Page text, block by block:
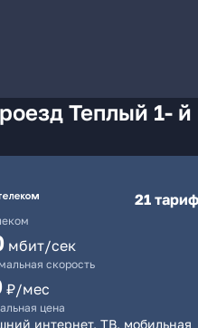
Теплый 1-
21 тариф
мбит/сек
скорость
₽/мес
цена
интернет, ТВ, мобильная